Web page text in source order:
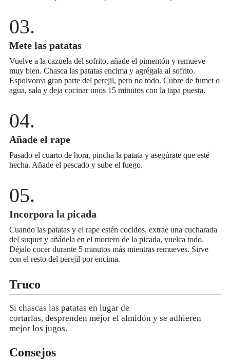
Mete las patatas
Vuelve a la cazuela del sofrito, añade el pimentón y remueve
muy bien. Chasca las patatas encima y agrégala al sofrito.
Espolvorea gran parte del perejil, pero no todo. Cubre de fumet o
agua, sala y deja cocinar unos 15 minutos con la tapa puesta.
Añade el rape
Pasado el cuarto de hora, pincha la patata y asegúrate que esté
hecha. Añade el pescado y sube el fuego.
Incorpora la picada
Cuando las patatas y el rape estén cocidos, extrae una cucharada
del suquet y añádela en el mortero de la picada, vuelca todo.
Déjalo cocer durante 5 minutos más mientras remueves. Sirve
con el resto del perejil por encima.
Truco
Si chascas las patatas en lugar de
cortarlas, desprenden mejor el almidón y se adhieren
mejor los jugos.
Consejos